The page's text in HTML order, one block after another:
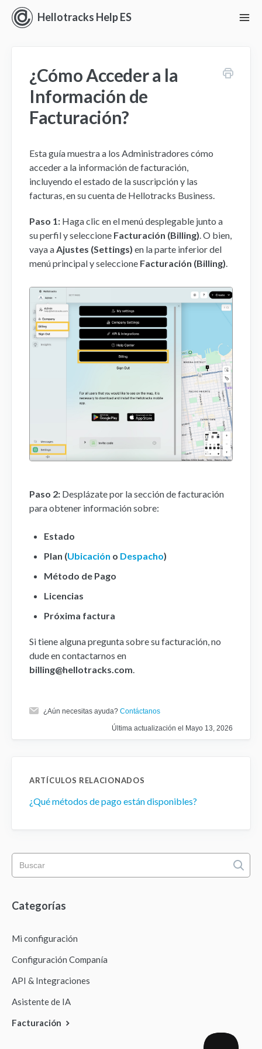
Hellotracks Help ES
En vivo
Ubicación
Administrar
Análisis
Perspectivas
Ajustes y Permisos
Aplicación Móvil
FAQs
Contacto
¿Cómo Acceder a la
Información de
Facturación?
Esta guía muestra a los Administradores cómo
acceder a la información de facturación,
incluyendo el estado de la suscripción y las
facturas, en su cuenta de Hellotracks Business.
Paso 1: Haga clic en el menú desplegable junto a
su perfil y seleccione Facturación (Billing). O bien,
vaya aAjustes (Settings) en la parte inferior del
menú principal y seleccione Facturación (Billing).
Paso 2: Desplázate por la sección de facturación
para obtener información sobre:
Estado
Plan (Ubicación o Despacho)
Método de Pago
Licencias
Próxima factura
Si tiene alguna pregunta sobre su facturación, no
dude en contactarnos en
billing@hellotracks.com.
¿Aún necesitas ayuda? Contáctanos
Última actualización el Mayo 13, 2026
ARTÍCULOS RELACIONADOS
¿Qué métodos de pago están disponibles?
Categorías
Mi configuración
Configuración Companía
API & Integraciones
Asistente de IA
Facturación